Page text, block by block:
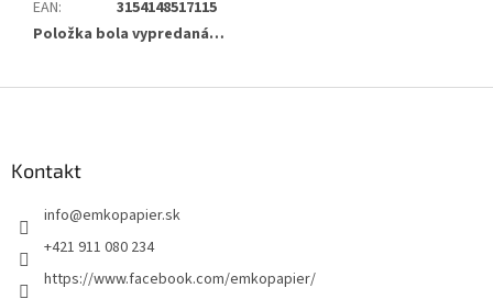
EAN:
3154148517115
Položka bola vypredaná…
Kontakt
info@emkopapier.sk
+421 911 080 234
https://www.facebook.com/emkopapier/